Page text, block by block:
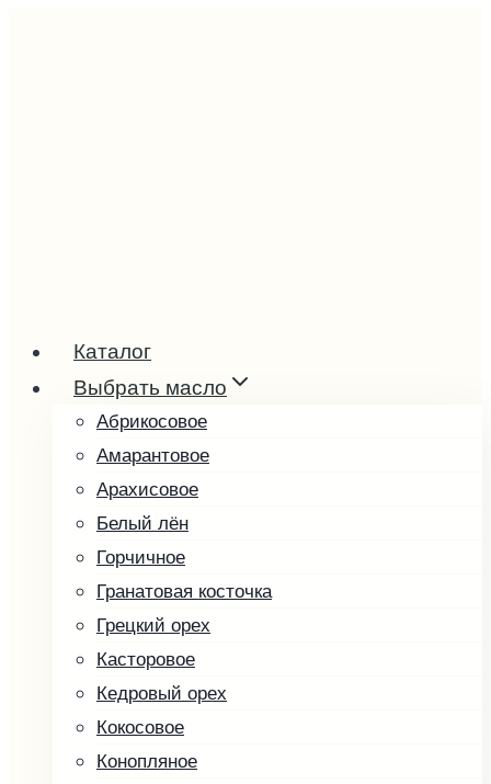
Каталог
Выбрать масло
Абрикосовое
Амарантовое
Арахисовое
Белый лён
Горчичное
Гранатовая косточка
Грецкий орех
Касторовое
Кедровый орех
Кокосовое
Конопляное